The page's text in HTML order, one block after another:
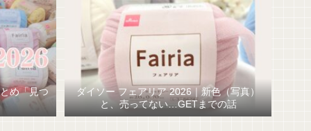
め「見つ
ダイソー フェアリア 2026｜新色（写真）
と、売ってない…GETまでの話